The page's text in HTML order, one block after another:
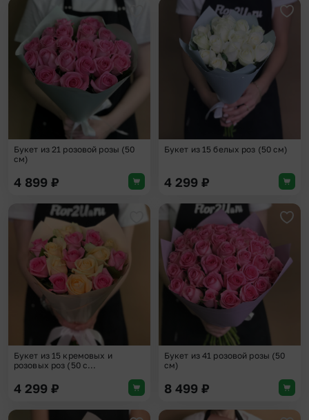
Добавить в избранное
Букет из 21 розовой розы (50
см)
4 899 ₽
Букет из 15 белых роз (50 см)
4 299 ₽
Добавить в избранное
Букет из 15 кремовых и
розовых роз (50 с...
4 299 ₽
Букет из 41 розовой розы (50
см)
8 499 ₽